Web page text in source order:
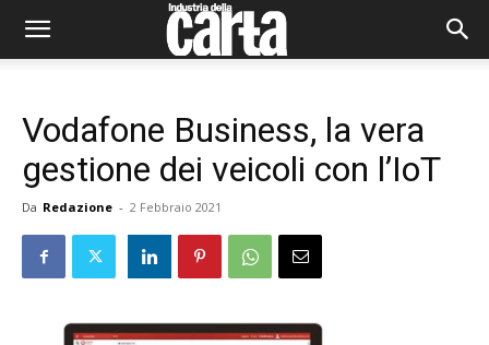
Vodafone Business, la vera
gestione dei veicoli con l’IoT
Da Redazione - 2 Febbraio 2021